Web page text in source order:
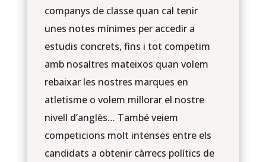
companys de classe quan cal tenir
unes notes mínimes per accedir a
estudis concrets, fins i tot competim
amb nosaltres mateixos quan volem
rebaixar les nostres marques en
atletisme o volem millorar el nostre
nivell d’anglès… També veiem
competicions molt intenses entre els
candidats a obtenir càrrecs polítics de